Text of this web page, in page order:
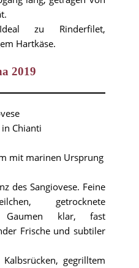
Ideal zu Rinderfilet,
Hartkäse.
2019
Chianti
mit marinen Ursprung
des Sangiovese. Feine
getrocknete
Gaumen klar, fast
Frische und subtiler
gegrilltem